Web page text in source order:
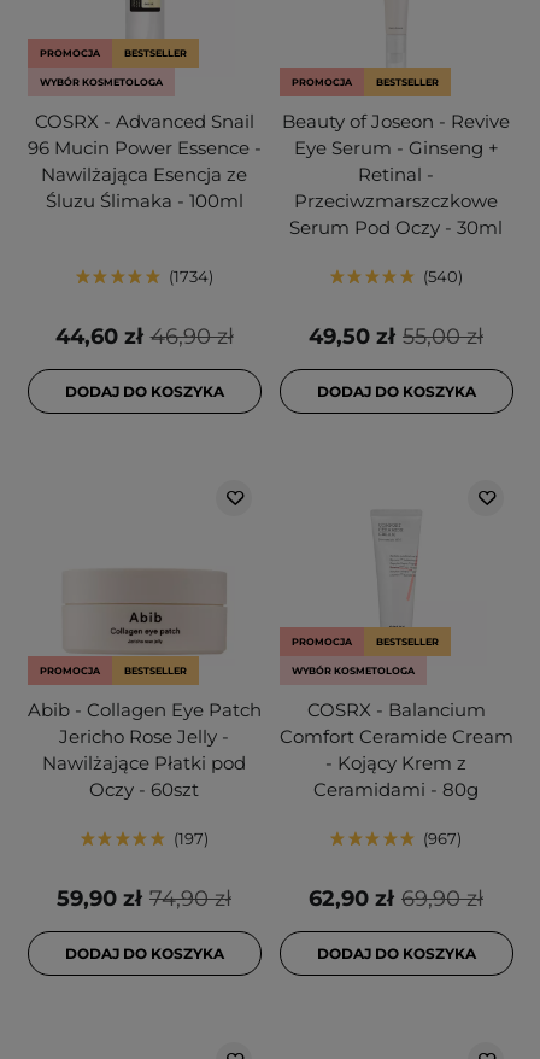
PROMOCJA BESTSELLER
WYBÓR KOSMETOLOGA
COSRX - Advanced Snail
96 Mucin Power Essence -
Nawilżająca Esencja ze
Śluzu Ślimaka - 100ml
1734
46,90 zł
44,60 zł
DODAJ DO KOSZYKA
PROMOCJA BESTSELLER
Beauty of Joseon - Revive
Eye Serum - Ginseng +
Retinal -
Przeciwzmarszczkowe
Serum Pod Oczy - 30ml
540
55,00 zł
49,50 zł
DODAJ DO KOSZYKA
PROMOCJA BESTSELLER
Abib - Collagen Eye Patch
Jericho Rose Jelly -
Nawilżające Płatki pod
Oczy - 60szt
197
74,90 zł
59,90 zł
DODAJ DO KOSZYKA
PROMOCJA BESTSELLER
WYBÓR KOSMETOLOGA
COSRX - Balancium
Comfort Ceramide Cream
- Kojący Krem z
Ceramidami - 80g
967
69,90 zł
62,90 zł
DODAJ DO KOSZYKA